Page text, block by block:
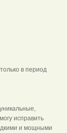
в период
исправить
и мощными